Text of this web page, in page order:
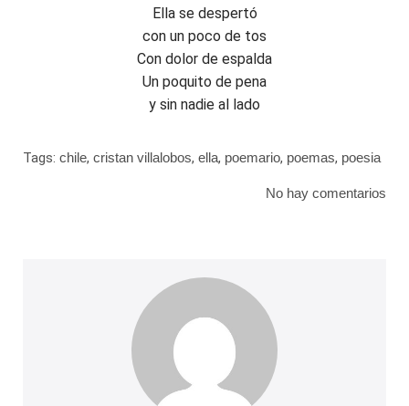
Ella se despertó
con un poco de tos
Con dolor de espalda
Un poquito de pena
y sin nadie al lado
Tags: chile, cristan villalobos, ella, poemario, poemas, poesia
No hay comentarios